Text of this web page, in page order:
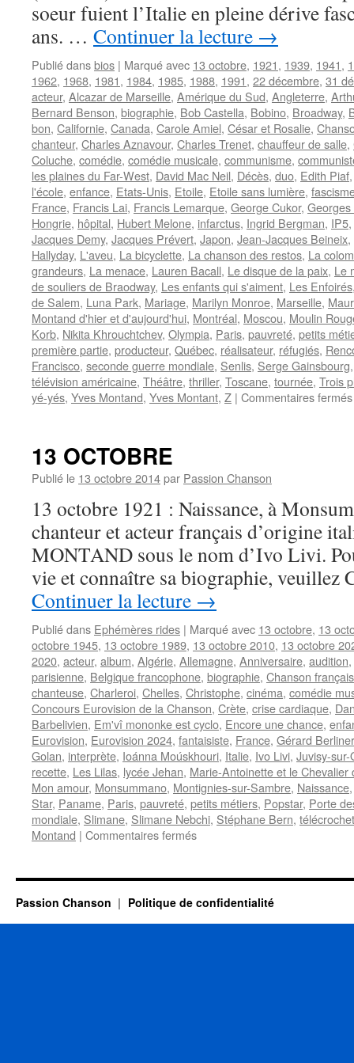
soeur fuient l’Italie en pleine dérive
ans. … Continuer la lecture →
Publié dansbios | Marqué avec 13 octobre, 1921, 1939, 1941,
1962, 1968, 1981, 1984, 1985, 1988, 1991, 22 décembre, 31
acteur, Alcazar de Marseille, Amérique du Sud, Angleterre,
Bernard Benson, biographie, Bob Castella, Bobino, Broadway,
bon, Californie, Canada, Carole Amiel, César et Rosalie,
chanteur, Charles Aznavour, Charles Trenet, chauffeur de salle,
Coluche, comédie, comédie musicale, communisme,
les plaines du Far-West, David Mac Neil, Décès, duo, Edith Piaf
l'école, enfance, Etats-Unis, Etoile, Etoile sans lumière,
France, Francis Lai, Francis Lemarque, George Cukor,
Hongrie, hôpital, Hubert Melone, infarctus, Ingrid Bergman, IP5,
Jacques Demy, Jacques Prévert, Japon, Jean-Jacques Beineix,
Hallyday, L'aveu, La bicyclette, La chanson des restos, La
grandeurs, La menace, Lauren Bacall, Le disque de la paix, Le
de souliers de Braodway, Les enfants qui s'aiment, Les Enfoirés
de Salem, Luna Park, Mariage, Marilyn Monroe, Marseille,
Montand d'hier et d'aujourd'hui, Montréal, Moscou, Moulin
Korb, Nikita Khrouchtchev, Olympia, Paris, pauvreté, petits
première partie, producteur, Québec, réalisateur, réfugiés,
Francisco, seconde guerre mondiale, Senlis, Serge Gainsbourg
télévision américaine, Théâtre, thriller, Toscane, tournée, Trois
yé-yés, Yves Montand, Yves Montant, Z | Commentaires fermés
13 OCTOBRE
Publié le 13 octobre 2014par Passion Chanson
13 octobre 1921 : Naissance, à
chanteur et acteur français d’origine
MONTAND sous le nom d’Ivo Livi.
vie et connaître sa biographie,
Continuer la lecture →
Publié dans Ephémères rides | Marqué avec 13 octobre, 13
octobre 1945, 13 octobre 1989, 13 octobre 2010, 13 octobre
2020, acteur, album, Algérie, Allemagne, Anniversaire, audition,
parisienne, Belgique francophone, biographie, Chanson
chanteuse, Charleroi, Chelles, Christophe, cinéma, comédie
Concours Eurovision de la Chanson, Crète, crise cardiaque,
Barbelivien, Em'vî mononke est cyclo, Encore une chance,
Eurovision, Eurovision 2024, fantaisiste, France, Gérard Berliner
Golan, interprète, Ioánna Moúskhouri, Italie, Ivo Livi, Juvisy-sur-
recette, Les Lilas, lycée Jehan, Marie-Antoinette et le Chevalier
Mon amour, Monsummano, Montignies-sur-Sambre, Naissance
Star, Paname, Paris, pauvreté, petits métiers, Popstar, Porte
mondiale, Slimane, Slimane Nebchi, Stéphane Bern, télécrochet
Montand | Commentaires ferméssur
Passion Chanson Politique de confidentialité